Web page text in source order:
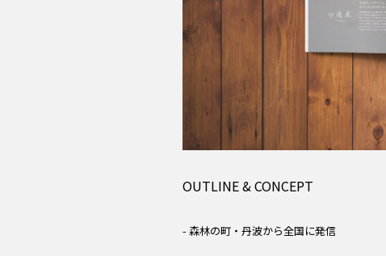
OUTLINE & CONCEPT
- 森林の町・丹波から全国に発信